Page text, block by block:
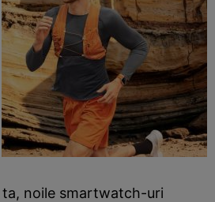
noile smartwatch-uri